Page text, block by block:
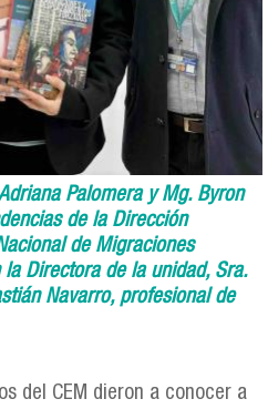
Palomera y Mg. Byron
de la Dirección
de Migraciones
la Directora de la unidad, Sra.
Navarro, profesional de
del CEM dieron a conocer a